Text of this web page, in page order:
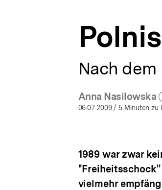
Nach
Anna Nasilowska
(Mehr
06.07.2009/ 5 Minuten zu
1989 war zwar
vielmehr